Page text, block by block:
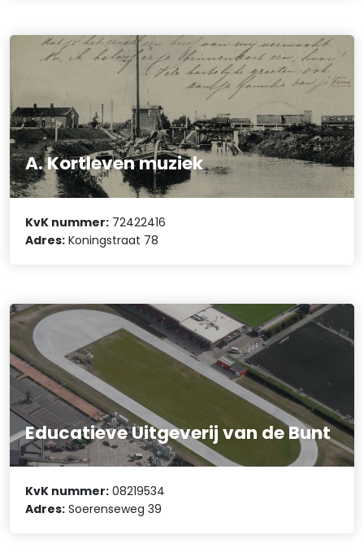
A. Kortleven muziek
KvK nummer: 72422416
Adres: Koningstraat 78
Educatieve Uitgeverij van de Bunt
KvK nummer: 08219534
Adres: Soerenseweg 39